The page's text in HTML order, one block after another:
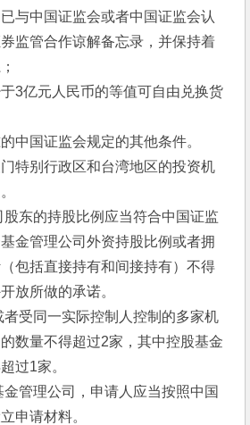
与中国证监会或者中国证监会认
监管合作谅解备忘录，并保持着
于3亿元人民币的等值可自由兑换货
中国证监会规定的其他条件。
特别行政区和台湾地区的投资机
东的持股比例应当符合中国证监
金管理公司外资持股比例或者拥
包括直接持有和间接持有）不得
放所做的承诺。
受同一实际控制人控制的多家机
数量不得超过2家，其中控股基金
过1家。
管理公司，申请人应当按照中国
申请材料。